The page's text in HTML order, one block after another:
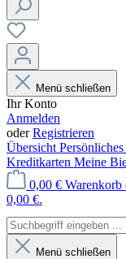
Menü schließen
Ihr Konto
Anmelden
oderRegistrieren
Übersicht
Kreditkarten Meine
0,00 € Warenkorb
0,00 €.
Menü schließen